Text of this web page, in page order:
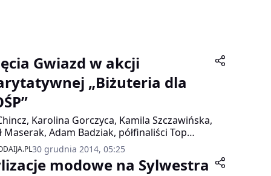
Gwiazd w akcji
„Biżuteria dla
Karolina Gorczyca, Kamila Szczawińska,
Maserak, Adam Badziak, półfinaliści Top
w sesji zdjęciowej akcji charytatywnej
dla WOŚP”.
30 grudnia 2014, 05:25
modowe na Sylwestra